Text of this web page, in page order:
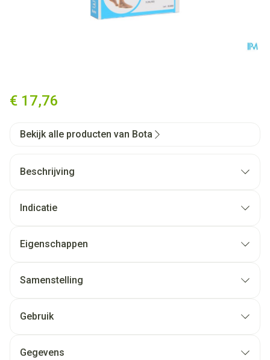
€ 17,76
Bekijk alle producten van Bota
Beschrijving
Indicatie
Eigenschappen
Samenstelling
Gebruik
Gegevens